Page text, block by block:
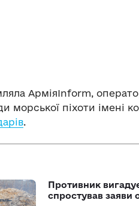
АрміяInform,
морської піхоти імені
.
Противник
спростував заяви